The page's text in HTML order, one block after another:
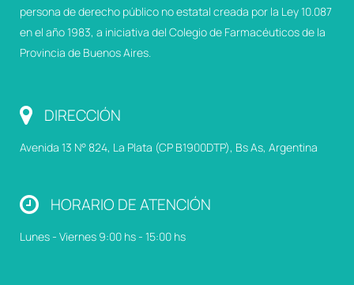
persona de derecho público no estatal creada por la Ley 10.087
en el año 1983, a iniciativa del Colegio de Farmacéuticos de la
Provincia de Buenos Aires.
DIRECCIÓN
Avenida 13 N° 824, La Plata (CP B1900DTP), Bs As, Argentina
HORARIO DE ATENCIÓN
Lunes - Viernes 9:00 hs - 15:00 hs